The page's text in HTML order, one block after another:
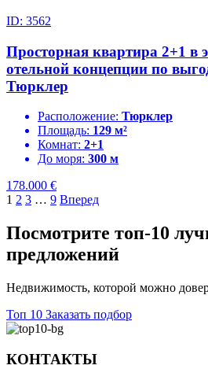
ID: 3562
Просторная квартира 2+1 в
отельной концепции по
Тюрклер
Расположение: Тюрклер
Площадь: 129 м²
Комнат: 2+1
До моря: 300 м
178.000 €
1 2 3 … 9 Вперед
Посмотрите топ-10
предложений
Недвижимость, которой можно
Топ 10 Заказать подбор
КОНТАКТЫ